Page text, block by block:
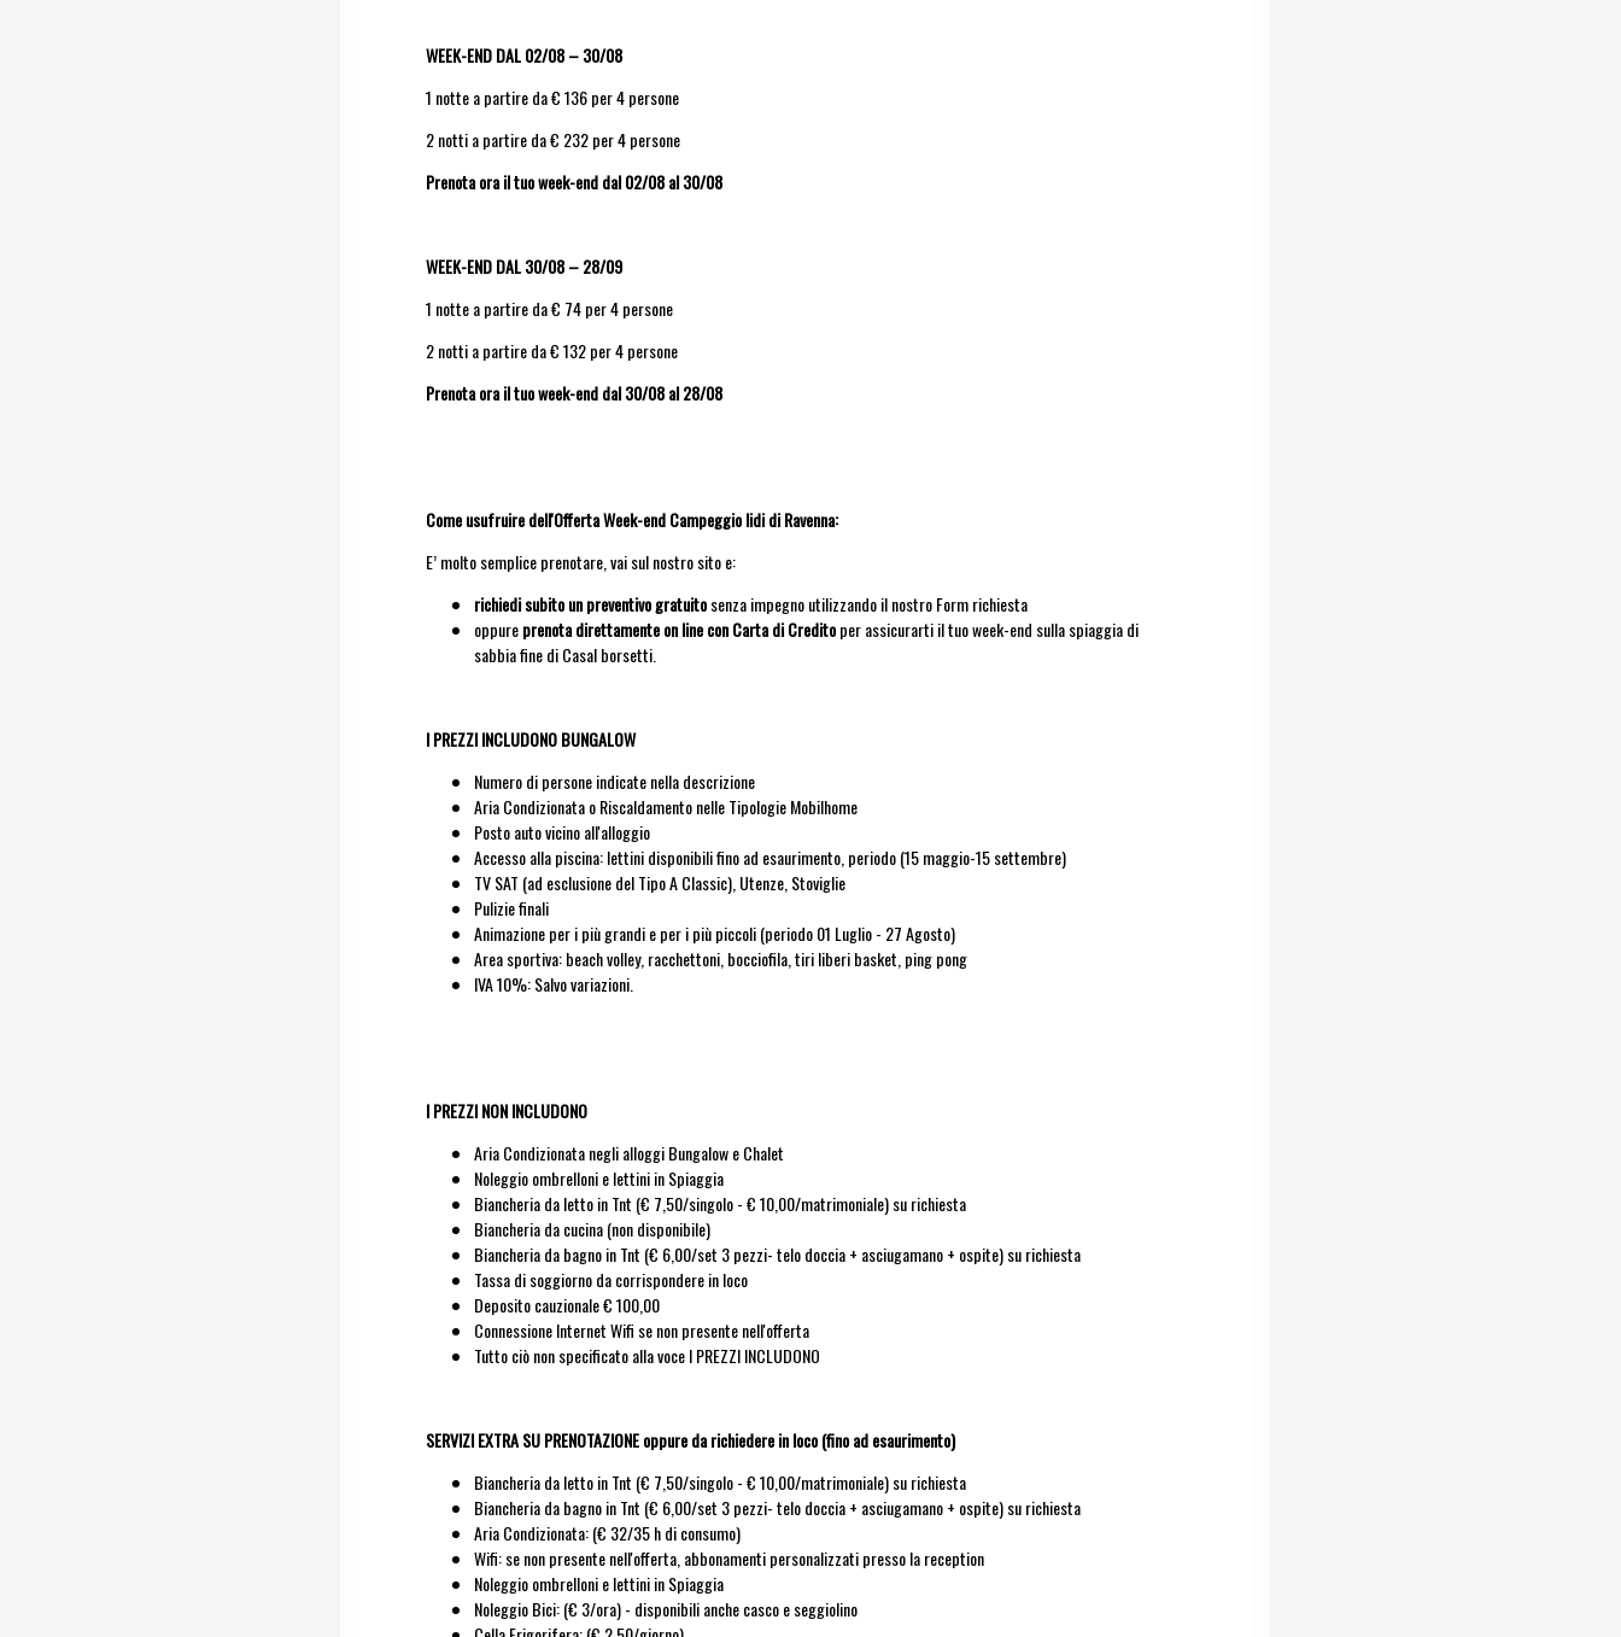
WEEK-END DAL 02/08 – 30/08
1 notte a partire da € 136 per 4 persone
2 notti a partire da € 232 per 4 persone
Prenota ora il tuo week-end dal 02/08 al 30/08
WEEK-END DAL 30/08 – 28/09
1 notte a partire da € 74 per 4 persone
2 notti a partire da € 132 per 4 persone
Prenota ora il tuo week-end dal 30/08 al 28/08
Come usufruire dell'Offerta Week-end Campeggio lidi di Ravenna:
E’ molto semplice prenotare, vai sul nostro sito e:
richiedi subito un preventivo gratuitosenza impegno utilizzando il nostro Form richiesta
oppureprenota direttamente on line con Carta di Creditoper assicurarti il tuo week-end sulla spiaggia di
sabbia fine di Casal borsetti.
I PREZZI INCLUDONO BUNGALOW
Numero di persone indicate nella descrizione
Aria Condizionata o Riscaldamento nelle Tipologie Mobilhome
Posto auto vicino all'alloggio
Accesso alla piscina: lettini disponibili fino ad esaurimento, periodo (15 maggio-15 settembre)
TV SAT (ad esclusione del Tipo A Classic), Utenze, Stoviglie
Pulizie finali
Animazione per i più grandi e per i più piccoli (periodo 01 Luglio - 27 Agosto)
Area sportiva: beach volley, racchettoni, bocciofila, tiri liberi basket, ping pong
IVA 10%: Salvo variazioni.
I PREZZI NON INCLUDONO
Aria Condizionata negli alloggi Bungalow e Chalet
Noleggio ombrelloni e lettini in Spiaggia
Biancheria da letto in Tnt (€ 7,50/singolo - € 10,00/matrimoniale) su richiesta
Biancheria da cucina (non disponibile)
Biancheria da bagno in Tnt (€ 6,00/set 3 pezzi- telo doccia + asciugamano + ospite) su richiesta
Tassa di soggiorno da corrispondere in loco
Deposito cauzionale € 100,00
Connessione Internet Wifi se non presente nell'offerta
Tutto ciò non specificato alla voce I PREZZI INCLUDONO
SERVIZI EXTRA SU PRENOTAZIONE oppure da richiedere in loco (fino ad esaurimento)
Biancheria da letto in Tnt (€ 7,50/singolo - € 10,00/matrimoniale) su richiesta
Biancheria da bagno in Tnt (€ 6,00/set 3 pezzi- telo doccia + asciugamano + ospite) su richiesta
Aria Condizionata: (€ 32/35 h di consumo)
Wifi: se non presente nell'offerta, abbonamenti personalizzati presso la reception
Noleggio ombrelloni e lettini in Spiaggia
Noleggio Bici: (€ 3/ora) - disponibili anche casco e seggiolino